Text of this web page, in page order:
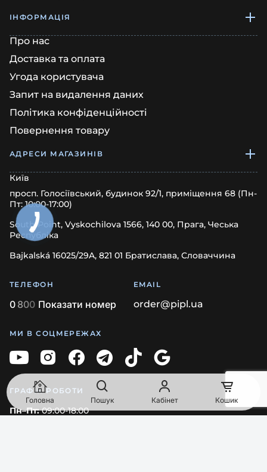
Головна Пошук Кабінет Кошик
ІНФОРМАЦІЯ
Про нас
Доставка та оплата
Угода користувача
Запит на видалення даних
Політика конфіденційності
Повернення товару
АДРЕСИ МАГАЗИНІВ
Київ
просп. Голосіївський, будинок 92/1, приміщення 68 (Пн-
Пт: 10:00-17:00)
South Point, Vyskochilova 1566, 140 00, Прага, Чеська
Республіка
Bajkalská 16025/29A, 821 01 Братислава, Словаччина
ТЕЛЕФОН
0 800 Показати номер
EMAIL
order@pipl.ua
МИ В СОЦМЕРЕЖАХ
ГРАФІК РОБОТИ
Пн–Пт:09:00-18:00